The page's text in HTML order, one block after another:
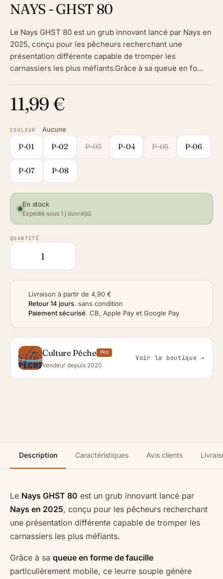
NAYS - GHST 80
Le Nays GHST 80 est un grub innovant lancé par Nays en
2025, conçu pour les pêcheurs recherchant une
présentation différente capable de tromper les
carnassiers les plus méfiants.Grâce à sa queue en fo...
11,99 €
COULEUR Aucune
P-01 P-02 P-03 P-04 P-05 P-06
P-07 P-08
En stock
Expédié sous 1 j ouvré(s)
QUANTITÉ
Livraison à partir de 4,90 €
Retour 14 jours. sans condition
Paiement sécurisé. CB, Apple Pay et Google Pay
Culture Pêche PRO
Vendeur depuis 2020
Voir la boutique →
Description Caractéristiques Avis clients
Le Nays GHST 80 est un grub innovant lancé par
Nays en 2025, conçu pour les pêcheurs recherchant
une présentation différente capable de tromper les
carnassiers les plus méfiants.
Grâce à sa queue en forme de faucille
particulièrement mobile, ce leurre souple génère